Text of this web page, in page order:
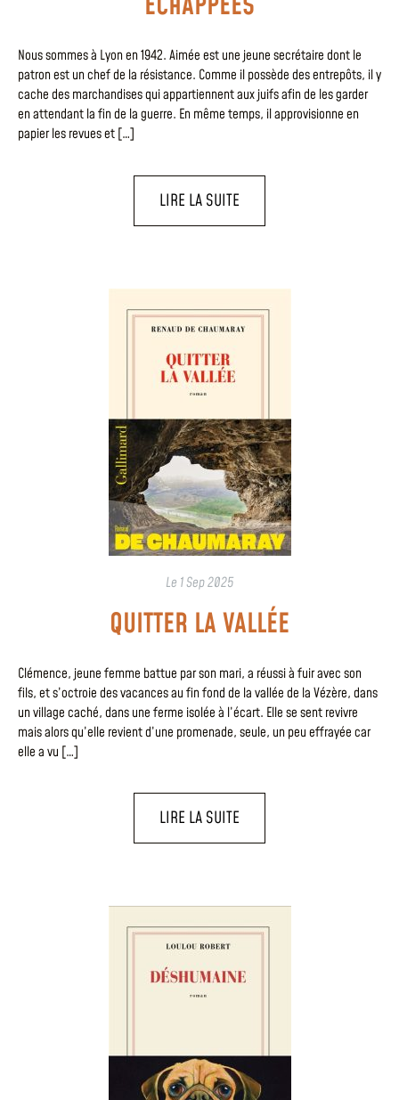
Nous sommes à Lyon en 1942. Aimée est une jeune secrétaire dont le
patron est un chef de la résistance. Comme il possède des entrepôts, il y
cache des marchandises qui appartiennent aux juifs afin de les garder
en attendant la fin de la guerre. En même temps, il approvisionne en
papier les revues et […]
LIRE LA SUITE
Le 1 Sep 2025
QUITTER LA VALLÉE
Clémence, jeune femme battue par son mari, a réussi à fuir avec son
fils, et s’octroie des vacances au fin fond de la vallée de la Vézère, dans
un village caché, dans une ferme isolée à l’écart. Elle se sent revivre
mais alors qu’elle revient d’une promenade, seule, un peu effrayée car
elle a vu […]
LIRE LA SUITE